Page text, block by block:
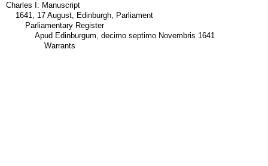
Charles I: Manuscript
1641, 17 August, Edinburgh, Parliament
Parliamentary Register
Apud Edinburgum, decimo septimo Novembris 1641
Warrants